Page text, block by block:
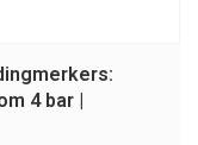
4 bar |